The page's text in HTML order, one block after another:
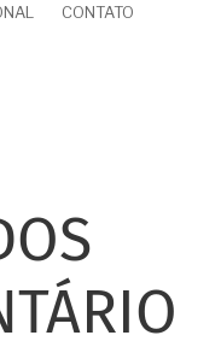
CONTATO